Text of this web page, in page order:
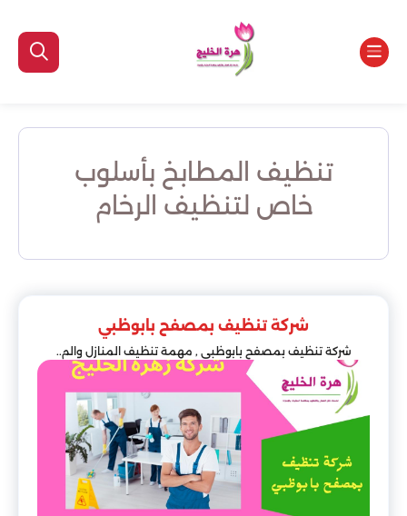
تنظيف المطابخ بأسلوب
خاص لتنظيف الرخام
شركة تنظيف بمصفح بابوظبي
شركة تنظيف بمصفح بابوظبي , مهمة تنظيف المنازل والم..